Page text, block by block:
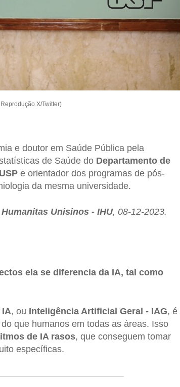
X/Twitter)
e doutor em Saúde Pública pela
de Saúde do Departamento de
e orientador dos programas de pós-
da mesma universidade.
Unisinos - IHU, 08-12-2023.
ela se diferencia da IA, tal como
, ou Inteligência Artificial Geral - IAG, é
que humanos em todas as áreas. Isso
de IA rasos, que conseguem tomar
específicas.